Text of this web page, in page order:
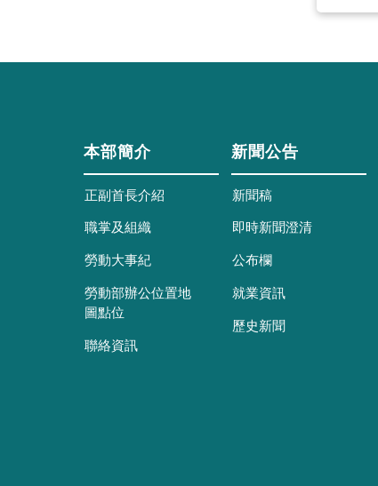
本部簡介
正副首長介紹
職掌及組織
勞動大事紀
勞動部辦公位置地
圖點位
聯絡資訊
新聞公告
新聞稿
即時新聞澄清
公布欄
就業資訊
歷史新聞